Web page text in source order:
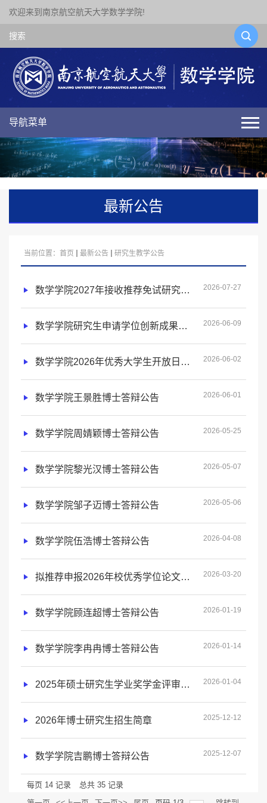
欢迎来到南京航空航天大学数学学院!
导航菜单
最新公告
当前位置： 首页 最新公告 研究生教学公告
数学学院2027年接收推荐免试研究生预报名通知 2026-07-27
数学学院研究生申请学位创新成果标准 2026-06-09
数学学院2026年优秀大学生开放日报名通知 2026-06-02
数学学院王景胜博士答辩公告 2026-06-01
数学学院周婧颖博士答辩公告 2026-05-25
数学学院黎光汉博士答辩公告 2026-05-07
数学学院邹子迈博士答辩公告 2026-05-06
数学学院伍浩博士答辩公告 2026-04-08
拟推荐申报2026年校优秀学位论文公示名单 2026-03-20
数学学院顾连超博士答辩公告 2026-01-19
数学学院李冉冉博士答辩公告 2026-01-14
2025年硕士研究生学业奖学金评审办法及评分细则 2026-01-04
2026年博士研究生招生简章 2025-12-12
数学学院吉鹏博士答辩公告 2025-12-07
每页 14 记录 总共 35 记录